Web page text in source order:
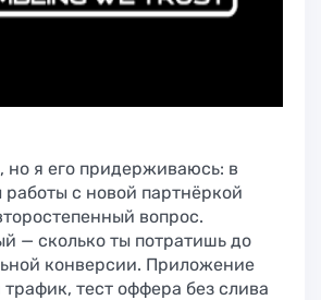
но я его придерживаюсь: в
с новой партнёркой
вопрос.
— сколько ты потратишь до
конверсии. Приложение
тест оффера без слива